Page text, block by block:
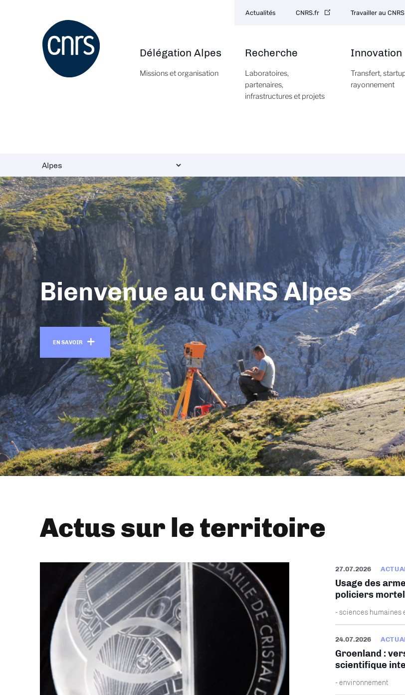
Navigation
principale
Délégation Alpes
Missions et organisation
Recherche
Laboratoires,
partenaires,
infrastructures et projets
Innovation
Transfert,
rayonnement
secondaire
Actualités CNRS.fr Travailler au CNRS
Bienvenue au CNRS Alpes
EN SAVOIR
Actus sur le territoire
27.07.2026
Usage des
policiers
- sciences humaines
24.07.2026
Groenland :
scientifique
- environnement